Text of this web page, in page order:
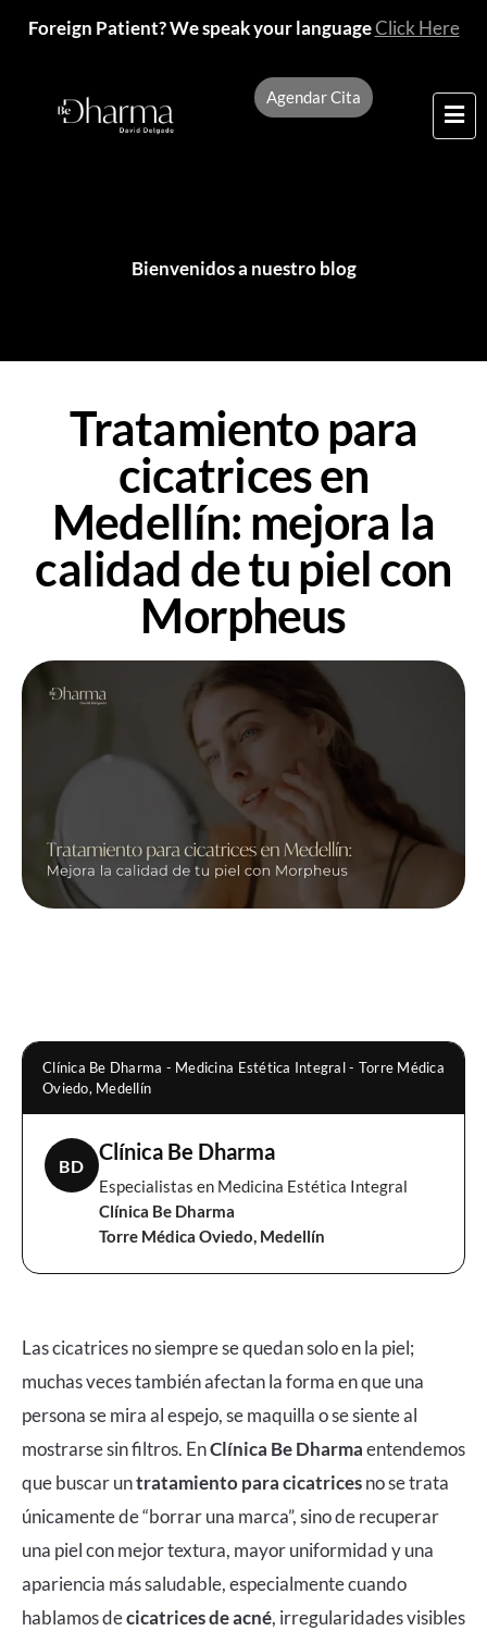
Foreign Patient? We speak your languageClick Here
Agendar Cita
Bienvenidos a nuestro blog
Tratamiento para
cicatrices en
Medellín: mejora la
calidad de tu piel con
Morpheus
Clínica Be Dharma - Medicina Estética Integral - Torre Médica
Oviedo, Medellín
BD
Clínica Be Dharma
Especialistas en Medicina Estética Integral
Clínica Be Dharma
Torre Médica Oviedo, Medellín
Las cicatrices no siempre se quedan solo en la piel;
muchas veces también afectan la forma en que una
persona se mira al espejo, se maquilla o se siente al
mostrarse sin filtros. EnClínica Be Dharmaentendemos
que buscar untratamiento para cicatricesno se trata
únicamente de “borrar una marca”, sino de recuperar
una piel con mejor textura, mayor uniformidad y una
apariencia más saludable, especialmente cuando
hablamos decicatrices de acné, irregularidades visibles